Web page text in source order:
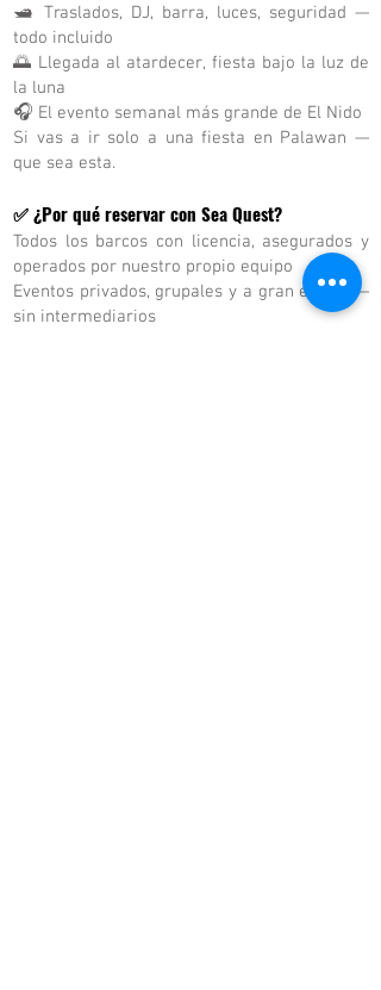
🛥 Traslados, DJ, barra, luces, seguridad —
todo incluido
🌅 Llegada al atardecer, fiesta bajo la luz de
la luna
🎧 El evento semanal más grande de El Nido
Si vas a ir solo a una fiesta en Palawan —
que sea esta.
✅ ¿Por qué reservar con Sea Quest?
Todos los barcos con licencia, asegurados y
operados por nuestro propio equipo
Eventos privados, grupales y a gran escala —
sin intermediarios